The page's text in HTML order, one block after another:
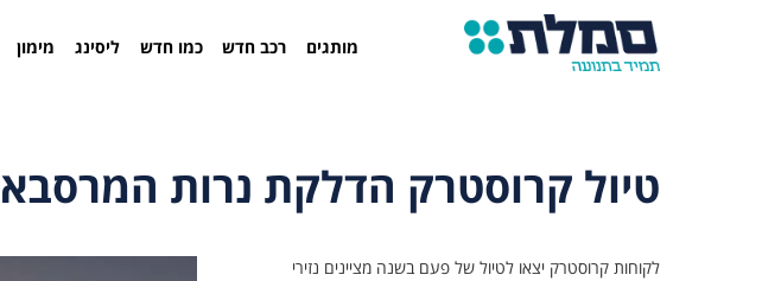
מותגים רכב חדש כמו חדש ליסינג מימון
טיול קרוסטרק הדלקת נרות המרסבא 18.12
לקוחות קרוסטרק יצאו לטיול של פעם בשנה מציינים נזירי